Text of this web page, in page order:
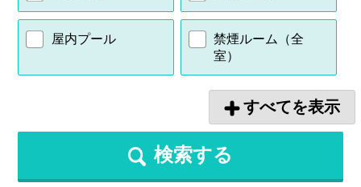
屋内プール
禁煙ルーム（全
室）
すべてを表示
検索する